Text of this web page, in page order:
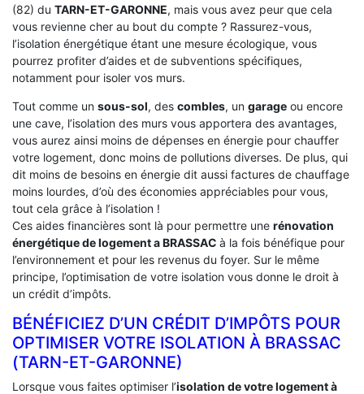
(82) du TARN-ET-GARONNE, mais vous avez peur que cela
vous revienne cher au bout du compte ? Rassurez-vous,
l’isolation énergétique étant une mesure écologique, vous
pourrez profiter d’aides et de subventions spécifiques,
notamment pour isoler vos murs.
Tout comme un sous-sol, des combles, un garage ou encore
une cave, l’isolation des murs vous apportera des avantages,
vous aurez ainsi moins de dépenses en énergie pour chauffer
votre logement, donc moins de pollutions diverses. De plus, qui
dit moins de besoins en énergie dit aussi factures de chauffage
moins lourdes, d’où des économies appréciables pour vous,
tout cela grâce à l’isolation !
Ces aides financières sont là pour permettre une rénovation
énergétique de logement aBRASSAC à la fois bénéfique pour
l’environnement et pour les revenus du foyer. Sur le même
principe, l’optimisation de votre isolation vous donne le droit à
un crédit d’impôts.
BÉNÉFICIEZ D’UN CRÉDIT D’IMPÔTS POUR
OPTIMISER VOTRE ISOLATION À ‎BRASSAC
(TARN-ET-GARONNE)
Lorsque vous faites optimiser l’isolation de votre logement à